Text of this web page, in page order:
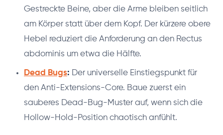
Gestreckte Beine, aber die Arme bleiben seitlich
am Körper statt über dem Kopf. Der kürzere obere
Hebel reduziert die Anforderung an den Rectus
abdominis um etwa die Hälfte.
Dead Bugs: Der universelle Einstiegspunkt für
den Anti-Extensions-Core. Baue zuerst ein
sauberes Dead-Bug-Muster auf, wenn sich die
Hollow-Hold-Position chaotisch anfühlt.